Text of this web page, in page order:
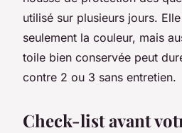
utilisé sur plusieurs jours.
seulement la couleur, mais
toile bien conservée peut
contre 2 ou 3 sans entretien.
Check-list avant